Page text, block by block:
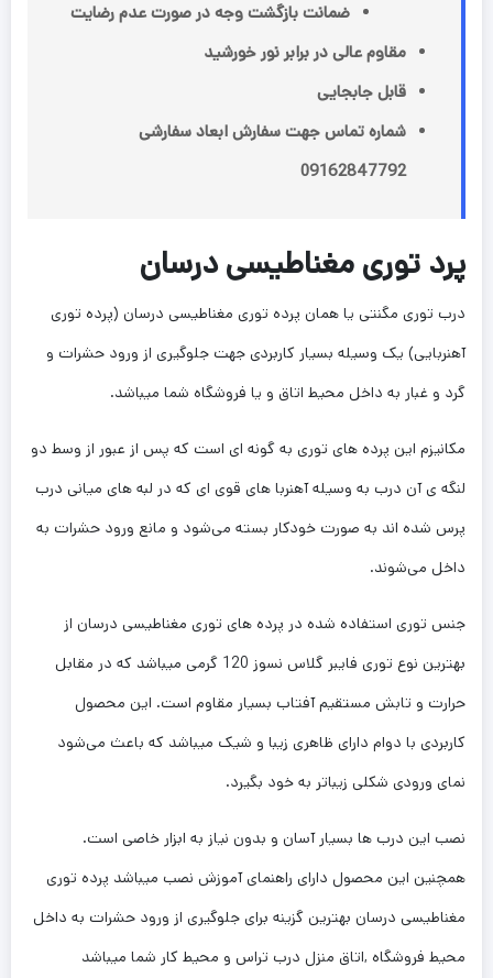
ضمانت بازگشت وجه در صورت عدم رضایت
مقاوم عالی در برابر نور خورشید
قابل جابجایی
شماره تماس جهت سفارش ابعاد سفارشی
09162847792
پرد توری مغناطیسی درسان
درب توری مگنتی یا همان پرده توری مغناطیسی درسان (پرده توری
آهنربایی) یک وسیله بسیار کاربردی جهت جلوگیری از ورود حشرات و
گرد و غبار به داخل محیط اتاق و یا فروشگاه شما میباشد.
مکانیزم این پرده های توری به گونه ای است که پس از عبور از وسط دو
لنگه ی آن درب به وسیله آهنربا های قوی ای که در لبه های میانی درب
پرس شده اند به صورت خودکار بسته می‌شود و مانع ورود حشرات به
داخل می‌شوند.
جنس توری استفاده شده در پرده های توری مغناطیسی درسان از
بهترین نوع توری فایبر گلاس نسوز 120 گرمی میباشد که در مقابل
حرارت و تابش مستقیم آفتاب بسیار مقاوم است. این محصول
کاربردی با دوام دارای ظاهری زیبا و شیک میباشد که باعث می‌شود
نمای ورودی شکلی زیباتر به خود بگیرد.
نصب این درب ها بسیار آسان و بدون نیاز به ابزار خاصی است.
همچنین این محصول دارای راهنمای آموزش نصب میباشد پرده توری
مغناطیسی درسان بهترین گزینه برای جلوگیری از ورود حشرات به داخل
محیط فروشگاه ,اتاق منزل درب تراس و محیط کار شما میباشد